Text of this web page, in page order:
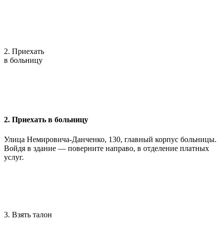
2. Приехать
в больницу
2. Приехать в больницу
Улица Немировича-Данченко, 130, главный корпус больницы.
Войдя в здание — поверните направо, в отделение платных
услуг.
3. Взять талон